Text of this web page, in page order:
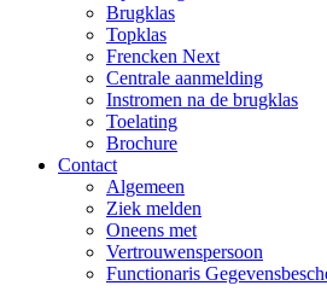
Brugklas
Topklas
Frencken Next
Centrale aanmelding
Instromen na de brugklas
Toelating
Brochure
Contact
Algemeen
Ziek melden
Oneens met
Vertrouwenspersoon
Functionaris